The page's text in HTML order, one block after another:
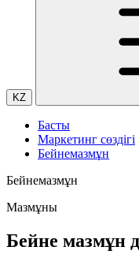
KZ
Басты
Маркетинг сөздігі
Бейнемазмұн
Бейнемазмұн
Мазмұны
Бейне мазмұн